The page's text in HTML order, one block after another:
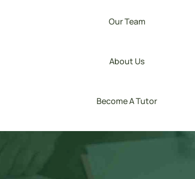
Our Team
About Us
Become A Tutor